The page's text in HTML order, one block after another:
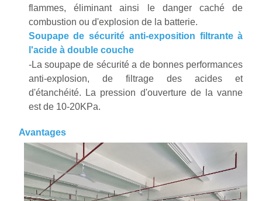
flammes, éliminant ainsi le danger caché de
combustion ou d'explosion de la batterie.
Soupape de sécurité anti-exposition filtrante à
l'acide à double couche
-La soupape de sécurité a de bonnes performances
anti-explosion, de filtrage des acides et
d'étanchéité. La pression d'ouverture de la vanne
est de 10-20KPa.
Avantages